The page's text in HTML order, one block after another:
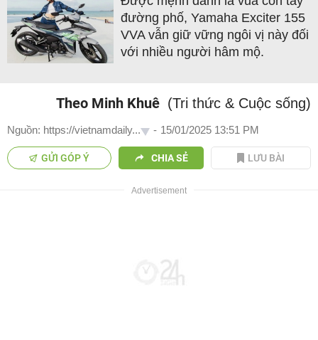
đường phố, Yamaha Exciter 155
VVA vẫn giữ vững ngôi vị này đối
với nhiều người hâm mộ.
Theo Minh Khuê (Tri thức & Cuộc sống)
Nguồn: https://vietnamdaily... - 15/01/2025 13:51 PM
GỬI GÓP Ý CHIA SẺ LƯU BÀI